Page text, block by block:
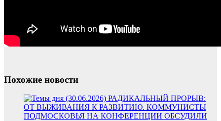
Похожие новости